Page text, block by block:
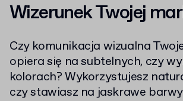
Wizerunek Twojej
Czy komunikacja wizualna
opiera się na subtelnych, czy
kolorach? Wykorzystujesz
czy stawiasz na jaskrawe